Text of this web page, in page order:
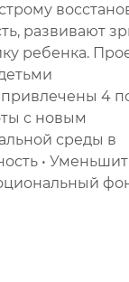
развивают
ребенка.
4
с новым
среды в
•